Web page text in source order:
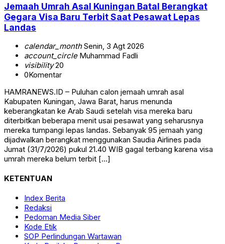
Jemaah Umrah Asal Kuningan Batal Berangkat
Gegara Visa Baru Terbit Saat Pesawat Lepas
Landas
calendar_monthSenin, 3 Agt 2026
account_circleMuhammad Fadli
visibility20
0Komentar
HAMRANEWS.ID – Puluhan calon jemaah umrah asal
Kabupaten Kuningan, Jawa Barat, harus menunda
keberangkatan ke Arab Saudi setelah visa mereka baru
diterbitkan beberapa menit usai pesawat yang seharusnya
mereka tumpangi lepas landas. Sebanyak 95 jemaah yang
dijadwalkan berangkat menggunakan Saudia Airlines pada
Jumat (31/7/2026) pukul 21.40 WIB gagal terbang karena visa
umrah mereka belum terbit […]
KETENTUAN
Index Berita
Redaksi
Pedoman Media Siber
Kode Etik
SOP Perlindungan Wartawan